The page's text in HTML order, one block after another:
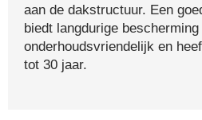
aan de dakstructuur. Een
biedt langdurige
onderhoudsvriendelijk en
tot 30 jaar.